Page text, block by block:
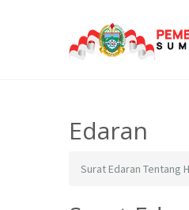
Edaran
Surat Edaran Tentang